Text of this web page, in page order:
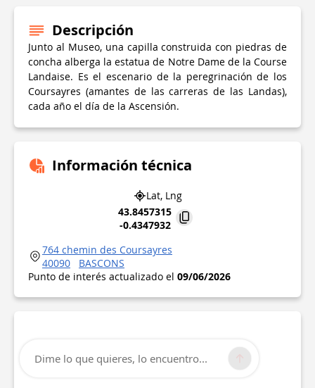
Descripción
Junto al Museo, una capilla construida con piedras de
concha alberga la estatua de Notre Dame de la Course
Landaise. Es el escenario de la peregrinación de los
Coursayres (amantes de las carreras de las Landas),
cada año el día de la Ascensión.
Información técnica
Lat, Lng
43.8457315
-0.4347932
764 chemin des Coursayres
40090
BASCONS
Punto de interés actualizado el 09/06/2026
Dime lo que quieres, lo encuentro...